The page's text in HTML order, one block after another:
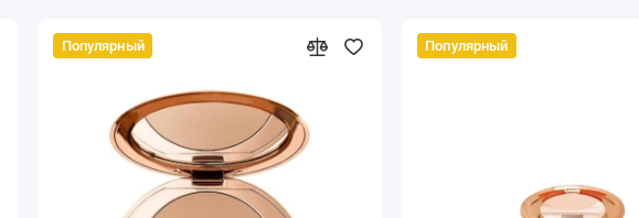
Популярный Популярный